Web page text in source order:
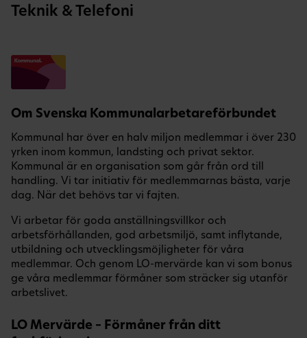
Teknik & Telefoni
Om Svenska Kommunalarbetareförbundet
Kommunal har över en halv miljon medlemmar i över 230
yrken inom kommun, landsting och privat sektor.
Kommunal är en organisation som går från ord till
handling. Vi tar initiativ för medlemmarnas bästa, varje
dag. När det behövs tar vi fajten.
Vi arbetar för goda anställningsvillkor och
arbetsförhållanden, god arbetsmiljö, samt inflytande,
utbildning och utvecklingsmöjligheter för våra
medlemmar. Och genom LO-mervärde kan vi som bonus
ge våra medlemmar förmåner som sträcker sig utanför
arbetslivet.
LO Mervärde – Förmåner från ditt